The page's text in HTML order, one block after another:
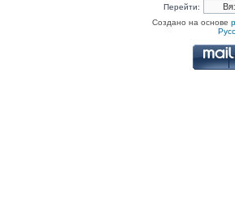
Перейти:
Создано на основе